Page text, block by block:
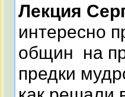
Лекция
интересно
общин на
предки